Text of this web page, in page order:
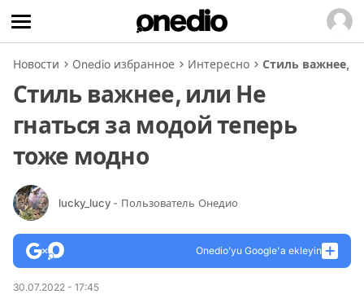
Новости Onedio избранное Интересно Стиль важнее,
Стиль важнее, или Не
гнаться за модой теперь
тоже модно
lucky_lucy - Пользователь Онедио
Onedio’yu Google'a ekleyin
30.07.2022 - 17:45